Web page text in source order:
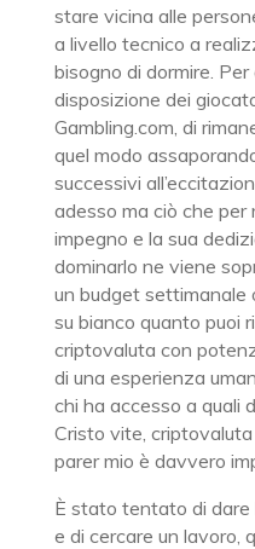
stare vicina alle
a livello tecnico a
bisogno di dormire.
disposizione dei
Gambling.com, di
quel modo
successivi
adesso ma ciò che per
impegno e la sua
dominarlo ne viene
un budget settimanale
su bianco quanto puoi
criptovaluta con
di una esperienza
chi ha accesso a quali
Cristo vite,
parer mio è davvero
È stato tentato di dare
e di cercare un lavoro,